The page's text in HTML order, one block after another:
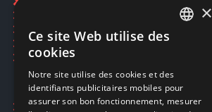
Restauration CD griffés
Réparations & SAV
Smartpoints
Ecogaming
×
Ce site Web utilise des
cookies
Notre site utilise des cookies et des
identifiants publicitaires mobiles pour
assurer son bon fonctionnement, mesurer